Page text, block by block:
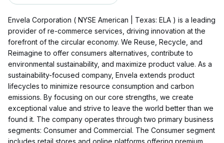
Envela Corporation ( NYSE American | Texas: ELA ) is a leading
provider of re-commerce services, driving innovation at the
forefront of the circular economy. We Reuse, Recycle, and
Reimagine to offer consumers alternatives, contribute to
environmental sustainability, and maximize product value. As a
sustainability-focused company, Envela extends product
lifecycles to minimize resource consumption and carbon
emissions. By focusing on our core strengths, we create
exceptional value and strive to leave the world better than we
found it. The company operates through two primary business
segments: Consumer and Commercial. The Consumer segment
includes retail stores and online platforms offering premium